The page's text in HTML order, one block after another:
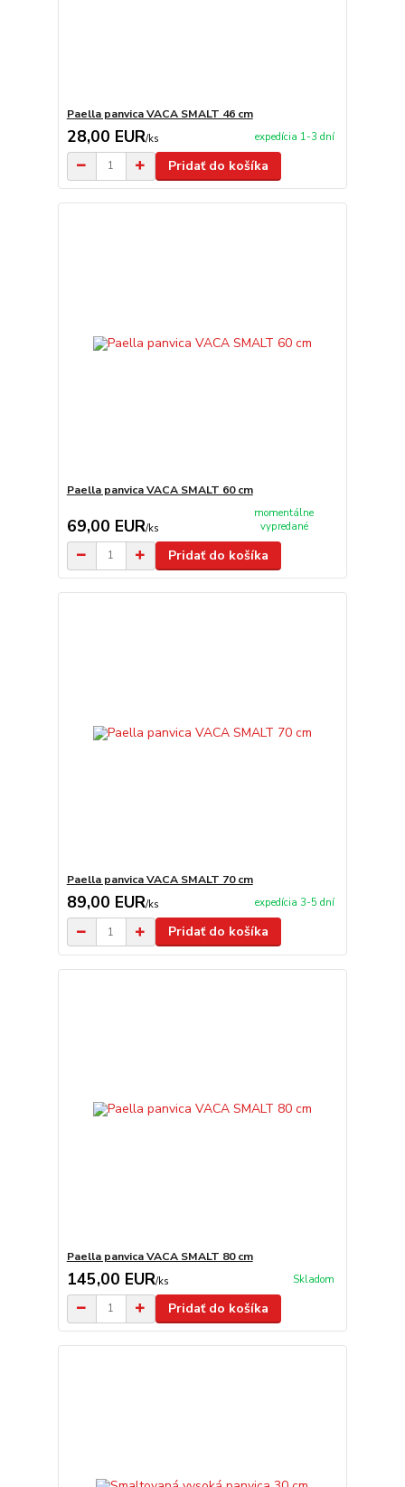
Paella panvica VACA SMALT 46 cm
28,00 EUR/ks expedícia 1-3 dní
Pridať do košíka
Paella panvica VACA SMALT 60 cm
69,00 EUR/ks
momentálne
vypredané
Pridať do košíka
Paella panvica VACA SMALT 70 cm
89,00 EUR/ks expedícia 3-5 dní
Pridať do košíka
Paella panvica VACA SMALT 80 cm
145,00 EUR/ks Skladom
Pridať do košíka